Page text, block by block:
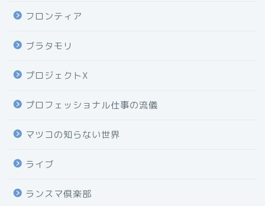
フロンティア
ブラタモリ
プロジェクトX
プロフェッショナル仕事の流儀
マツコの知らない世界
ライブ
ランスマ倶楽部